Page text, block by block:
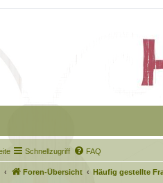
Schnellzugriff FAQ
Foren-Übersicht Häufig gestellte